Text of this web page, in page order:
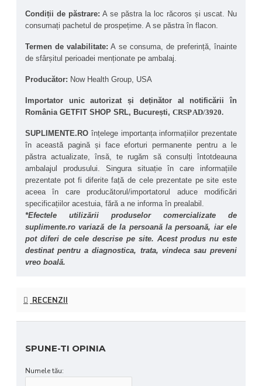
semnelor de îmbătrânire celulară.
Condiții de păstrare: A se păstra la loc răcoros și uscat. Nu
consumați pachetul de prospețime. A se păstra în flacon.
Termen de valabilitate: A se consuma, de preferință, înainte
de sfârșitul perioadei menționate pe ambalaj.
Producător: Now Health Group, USA
Importator unic autorizat și deținător al notificării în
România GETFIT SHOP SRL, București, CRSP AD/3920.
SUPLIMENTE.RO înțelege importanța informațiilor prezentate
în această pagină și face eforturi permanente pentru a le
păstra actualizate, însă, te rugăm să consulți întotdeauna
ambalajul produsului. Singura situație în care informațiile
prezentate pot fi diferite față de cele prezentate pe site este
aceea în care producătorul/importatorul aduce modificări
specificațiilor acestuia, fără a ne informa în prealabil.
*Efectele utilizării produselor comercializate de
suplimente.ro variază de la persoană la persoană, iar ele
pot diferi de cele descrise pe site. Acest produs nu este
destinat pentru a diagnostica, trata, vindeca sau preveni
vreo boală.
RECENZII
SPUNE-TI OPINIA
Numele tău: